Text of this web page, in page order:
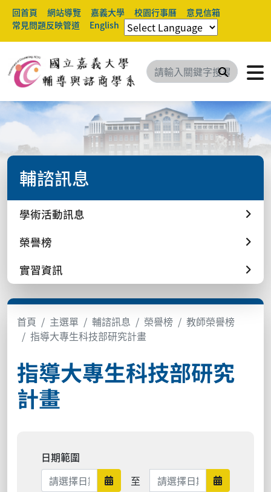
回首頁 網站導覽 嘉義大學 校園行事曆
意見信箱
常見問題反映管道
English
搜尋
輔諮訊息
學術活動訊息
榮譽榜
實習資訊
首頁 主選單 輔諮訊息 榮譽榜
教師榮譽榜
指導大專生科技部研究計畫
指導大專生科技部研究
計畫
日期範圍
日期範圍開始
至 日期範圍結束 日期範圍